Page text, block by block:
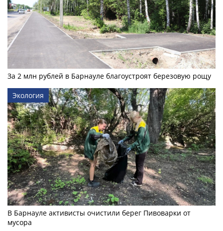
За 2 млн рублей в Барнауле благоустроят березовую рощу
Экология
В Барнауле активисты очистили берег Пивоварки от
мусора